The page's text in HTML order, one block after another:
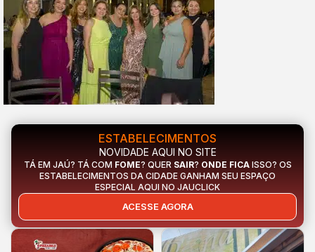
ESTABELECIMENTOS
NOVIDADE AQUI NO SITE
TÁ EM JAÚ? TÁ COM FOME? QUER SAIR? ONDE FICAISSO? OS
ESTABELECIMENTOS DA CIDADE GANHAM SEU ESPAÇO
ESPECIAL AQUI NO JAUCLICK
ACESSE AGORA